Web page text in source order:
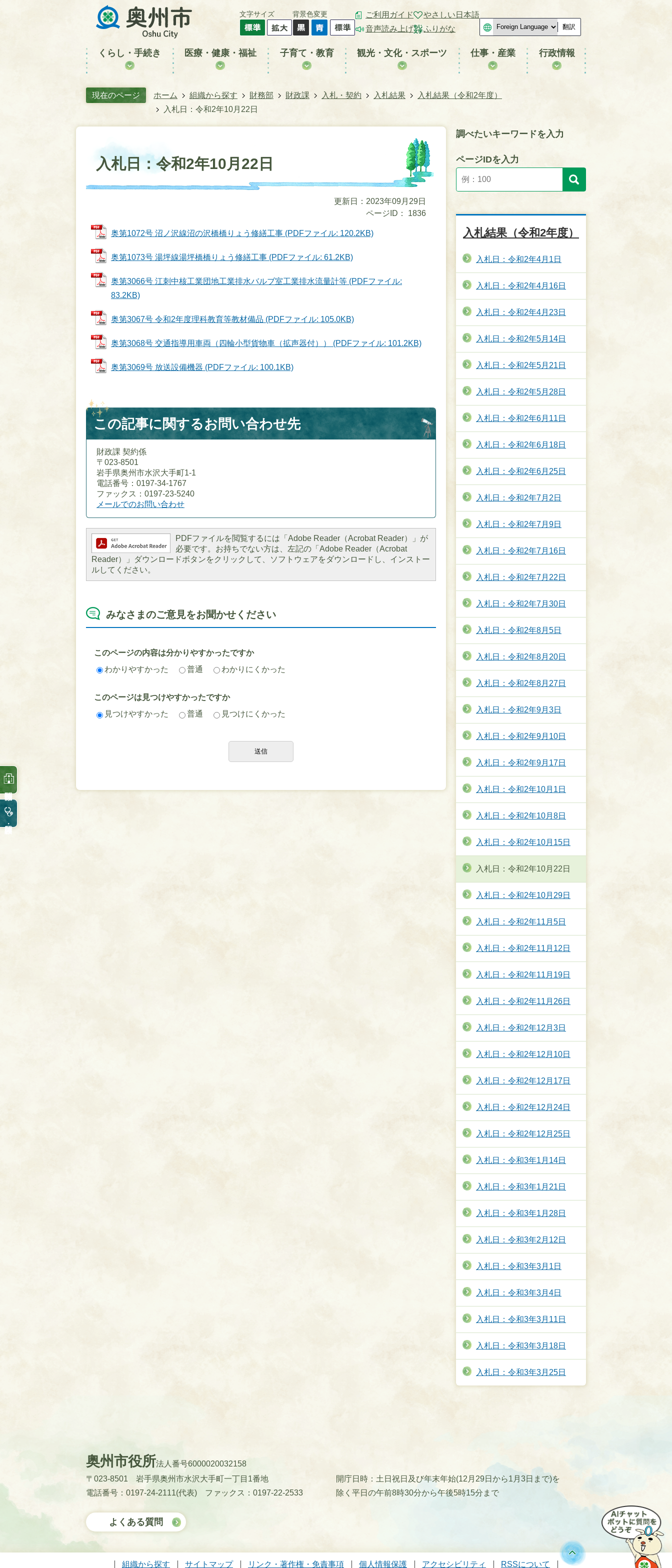
文字サイズ 背景色変更
ご利用ガイド
音声読み上げ
やさしい日本語
ふりがな
翻訳
くらし・手続き 医療・健康・福祉 子育て・教育 観光・文化・スポーツ 仕事・産業 行政情報
現在のページ ホーム 組織から探す 財務部 財政課 入札・契約 入札結果
入札結果（令和2年度）
入札日：令和2年10月22日
入札日：令和2年10月22日
更新日：2023年09月29日
ページID：
1836
奥第1072号 沼ノ沢線沼の沢橋橋りょう修繕工事 (PDFファイル: 120.2KB)
奥第1073号 湯坪線湯坪橋橋りょう修繕工事 (PDFファイル: 61.2KB)
奥第3066号 江刺中核工業団地工業排水バルブ室工業排水流量計等 (PDFファイル:
83.2KB)
奥第3067号 令和2年度理科教育等教材備品 (PDFファイル: 105.0KB)
奥第3068号 交通指導用車両（四輪小型貨物車（拡声器付）） (PDFファイル: 101.2KB)
奥第3069号 放送設備機器 (PDFファイル: 100.1KB)
この記事に関するお問い合わせ先
財政課 契約係
〒023-8501
岩手県奥州市水沢大手町1-1
電話番号：0197-34-1767
ファックス：0197-23-5240
メールでのお問い合わせ
PDFファイルを閲覧するには「Adobe Reader（Acrobat Reader）」が
必要です。お持ちでない方は、左記の「Adobe Reader（Acrobat
Reader）」ダウンロードボタンをクリックして、ソフトウェアをダウンロードし、インストー
ルしてください。
みなさまのご意見をお聞かせください
このページの内容は分かりやすかったですか
わかりやすかった
普通 わかりにくかった
このページは見つけやすかったですか
見つけやすかった
普通 見つけにくかった
調べたいキーワードを入力
ページIDを入力
入札結果（令和2年度）
入札日：令和2年4月1日
入札日：令和2年4月16日
入札日：令和2年4月23日
入札日：令和2年5月14日
入札日：令和2年5月21日
入札日：令和2年5月28日
入札日：令和2年6月11日
入札日：令和2年6月18日
入札日：令和2年6月25日
入札日：令和2年7月2日
入札日：令和2年7月9日
入札日：令和2年7月16日
入札日：令和2年7月22日
入札日：令和2年7月30日
入札日：令和2年8月5日
入札日：令和2年8月20日
入札日：令和2年8月27日
入札日：令和2年9月3日
入札日：令和2年9月10日
入札日：令和2年9月17日
入札日：令和2年10月1日
入札日：令和2年10月8日
入札日：令和2年10月15日
入札日：令和2年10月22日
入札日：令和2年10月29日
入札日：令和2年11月5日
入札日：令和2年11月12日
入札日：令和2年11月19日
入札日：令和2年11月26日
入札日：令和2年12月3日
入札日：令和2年12月10日
入札日：令和2年12月17日
入札日：令和2年12月24日
入札日：令和2年12月25日
入札日：令和3年1月14日
入札日：令和3年1月21日
入札日：令和3年1月28日
入札日：令和3年2月12日
入札日：令和3年3月1日
入札日：令和3年3月4日
入札日：令和3年3月11日
入札日：令和3年3月18日
入札日：令和3年3月25日
奥州市役所法人番号6000020032158
〒023-8501 岩手県奥州市水沢大手町一丁目1番地
電話番号：0197-24-2111(代表)
ファックス：0197-22-2533
開庁日時：土日祝日及び年末年始(12月29日から1月3日まで)を
除く平日の午前8時30分から午後5時15分まで
よくある質問
組織から探す サイトマップ リンク・著作権・免責事項 個人情報保護 アクセシビリティ RSSについて